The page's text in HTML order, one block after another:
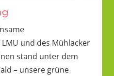
und des Mühlacker
stand unter dem
– unsere grüne